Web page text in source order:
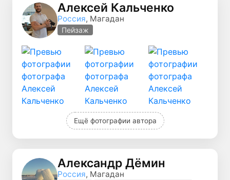
Алексей Кальченко
Россия, Магадан
Пейзаж
Ещё фотографии автора
Александр Дёмин
Россия, Магадан